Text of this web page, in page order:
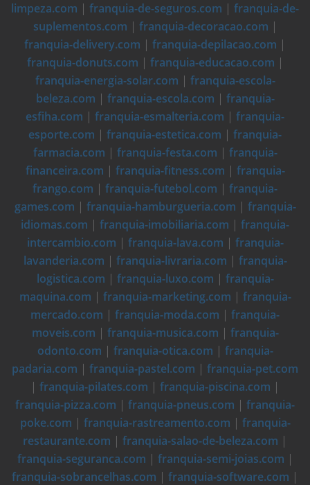
limpeza.com | franquia-de-seguros.com | franquia-de-
suplementos.com | franquia-decoracao.com |
franquia-delivery.com | franquia-depilacao.com |
franquia-donuts.com | franquia-educacao.com |
franquia-energia-solar.com | franquia-escola-
beleza.com | franquia-escola.com | franquia-
esfiha.com | franquia-esmalteria.com | franquia-
esporte.com | franquia-estetica.com | franquia-
farmacia.com | franquia-festa.com | franquia-
financeira.com | franquia-fitness.com | franquia-
frango.com | franquia-futebol.com | franquia-
games.com | franquia-hamburgueria.com | franquia-
idiomas.com | franquia-imobiliaria.com | franquia-
intercambio.com | franquia-lava.com | franquia-
lavanderia.com | franquia-livraria.com | franquia-
logistica.com | franquia-luxo.com | franquia-
maquina.com | franquia-marketing.com | franquia-
mercado.com | franquia-moda.com | franquia-
moveis.com | franquia-musica.com | franquia-
odonto.com | franquia-otica.com | franquia-
padaria.com | franquia-pastel.com | franquia-pet.com
| franquia-pilates.com | franquia-piscina.com |
franquia-pizza.com | franquia-pneus.com | franquia-
poke.com | franquia-rastreamento.com | franquia-
restaurante.com | franquia-salao-de-beleza.com |
franquia-seguranca.com | franquia-semi-joias.com |
franquia-sobrancelhas.com | franquia-software.com |